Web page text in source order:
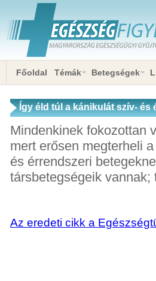
Főoldal Témák Betegségek
Így éld túl a kánikulát szív- és
Mindenkinek fokozottan
mert erősen megterheli
és érrendszeri
társbetegségeik vannak;
Az eredeti cikk a